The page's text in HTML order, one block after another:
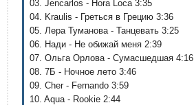
03. Jencarlos - Hora Loca 3:35
04. Kraulis - Греться в Грецию 3:36
05. Лера Туманова - Танцевать 3:25
06. Нади - Не обижай меня 2:39
07. Ольга Орлова - Сумасшедшая 4:16
08. 7Б - Ночное лето 3:46
09. Cher - Fernando 3:59
10. Aqua - Rookie 2:44